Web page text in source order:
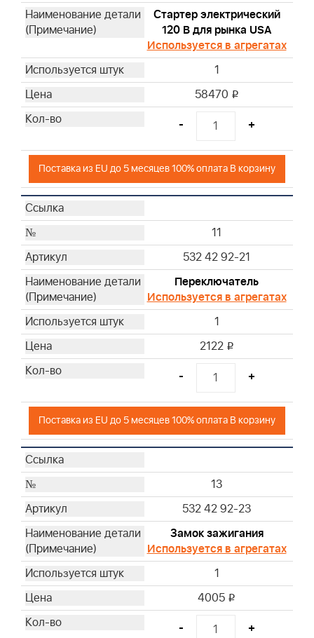
Стартер электрический
120 В для рынка USA
Используется в агрегатах
1
58470 i
- +
Поставка из EU до 5 месяцев 100% оплата В корзину
11
532 42 92-21
Переключатель
Используется в агрегатах
1
2122 i
- +
Поставка из EU до 5 месяцев 100% оплата В корзину
13
532 42 92-23
Замок зажигания
Используется в агрегатах
1
4005 i
- +